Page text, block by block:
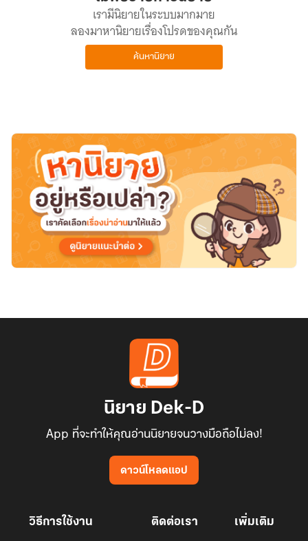
เรามีนิยายในระบบมากมาย
ลองมาหานิยายเรื่องโปรดของคุณกัน
ค้นหานิยาย
นิยาย Dek-D
App ที่จะทำให้คุณอ่านนิยายจนวางมือถือไม่ลง!
ดาวน์โหลดแอป
วิธีการใช้งาน ติดต่อเรา เพิ่มเติม